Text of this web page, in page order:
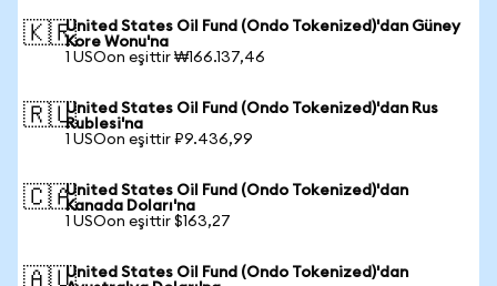
🇰🇷United States Oil Fund (Ondo Tokenized)'dan Güney
Kore Wonu'na
1 USOon eşittir ₩166.137,46
🇷🇺United States Oil Fund (Ondo Tokenized)'dan Rus
Rublesi'na
1 USOon eşittir ₽9.436,99
🇨🇦United States Oil Fund (Ondo Tokenized)'dan
Kanada Doları'na
1 USOon eşittir $163,27
🇦🇺United States Oil Fund (Ondo Tokenized)'dan